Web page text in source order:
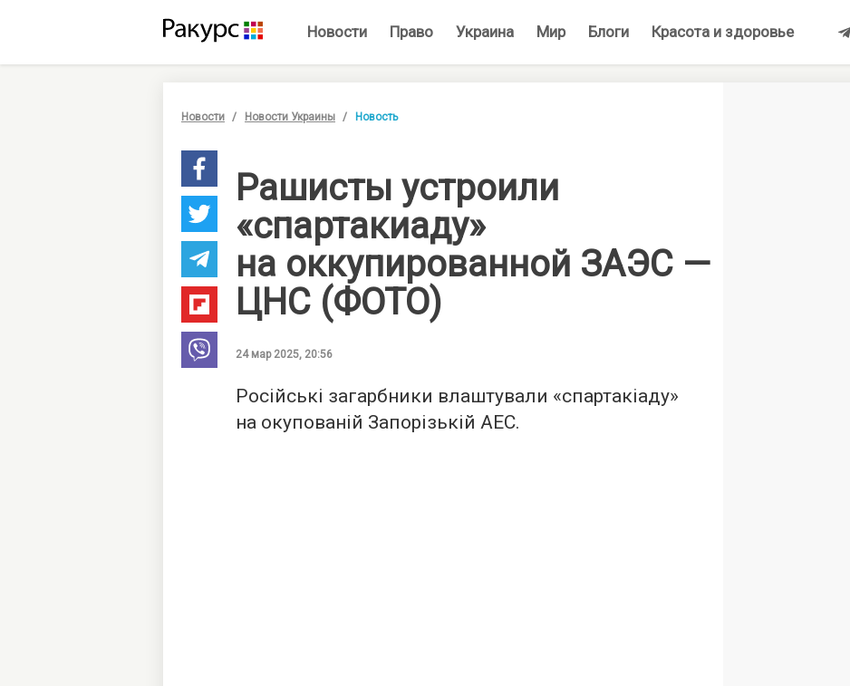
Новости Право Украина Мир Блоги Красота и здоровье
Новости Новости Украины Новость
Рашисты устроили
«спартакиаду»
на оккупированной ЗАЭС —
ЦНС (ФОТО)
24 мар 2025, 20:56
Російські загарбники влаштували «спартакіаду»
на окупованій Запорізькій АЕС.